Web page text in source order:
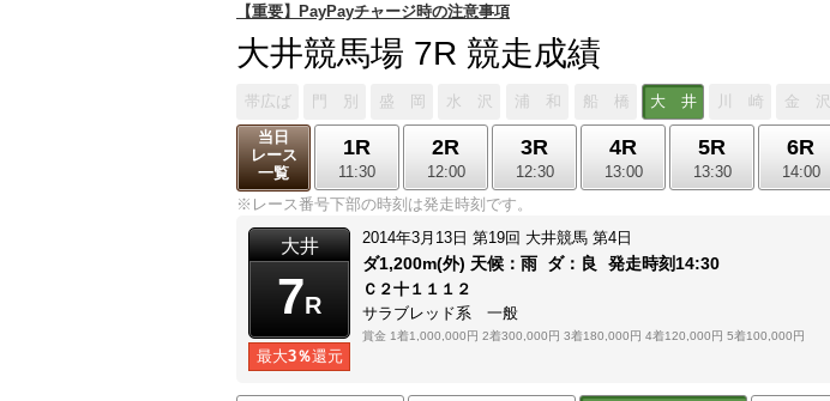
【重要】PayPayチャージ時の注意事項
大井競馬場 7R 競走成績
帯広ば 門 別 盛 岡 水 沢 浦 和 船 橋 大 井 川 崎 金 沢
当日
レース
一覧
1R
11:30
2R
12:00
3R
12:30
4R
13:00
5R
13:30
6R
14:00
※レース番号下部の時刻は発走時刻です。
大井
7R
最大3％還元
2014年3月13日 第19回 大井競馬 第4日
ダ1,200m(外) 天候： 雨 ダ： 良 発走時刻14:30
Ｃ２十１１１２
サラブレッド系 一般
賞金 1着1,000,000円 2着300,000円 3着180,000円 4着120,000円 5着100,000円